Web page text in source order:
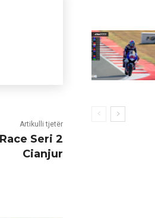
Artikulli tjetër
Seri 2
Cianjur